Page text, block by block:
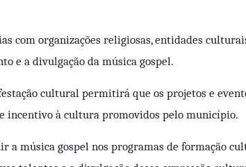
com organizações religiosas, entidades
e a divulgação da música gospel.
cultural permitirá que os projetos e
incentivo à cultura promovidos pelo município.
música gospel nos programas de formação